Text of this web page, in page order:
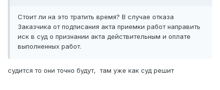
Стоит ли на это тратить время? В случае отказа
Заказчика от подписания акта приемки работ направить
иск в суд о признании акта действительным и оплате
выполненных работ.
судится то они точно будут, там уже как суд решит